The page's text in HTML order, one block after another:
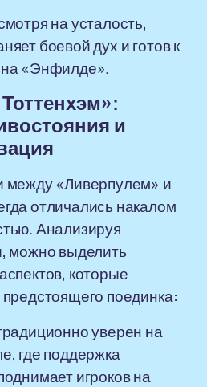
на усталость,
боевой дух и готов к
«Энфилде».
и
между «Ливерпулем» и
отличались накалом
Анализируя
можно выделить
которые
поединка:
уверен на
где поддержка
игроков на